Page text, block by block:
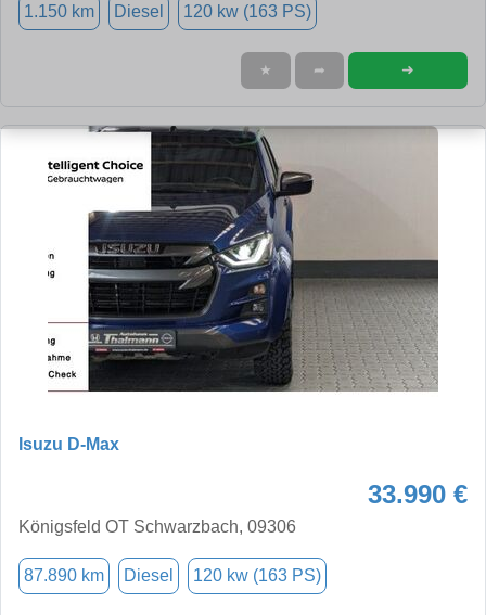
1.150 km Diesel 120 kw (163 PS)
★ ➦ ➜
Isuzu D-Max
33.990 €
Königsfeld OT Schwarzbach, 09306
87.890 km Diesel 120 kw (163 PS)